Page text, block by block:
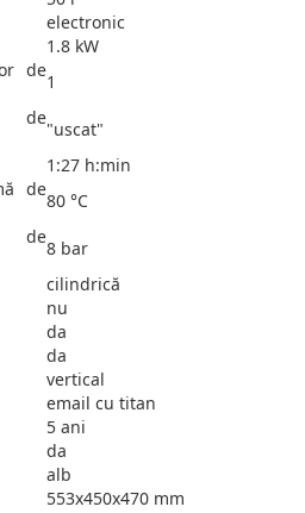
electronic
1.8 kW
de
1
de
"uscat"
1:27 h:min
de
80 °C
de
8 bar
cilindrică
nu
da
da
vertical
email cu titan
5 ani
da
alb
553x450x470 mm